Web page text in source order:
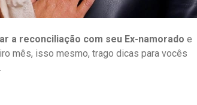
a reconciliação com seu Ex-namorado e
mês, isso mesmo, trago dicas para vocês